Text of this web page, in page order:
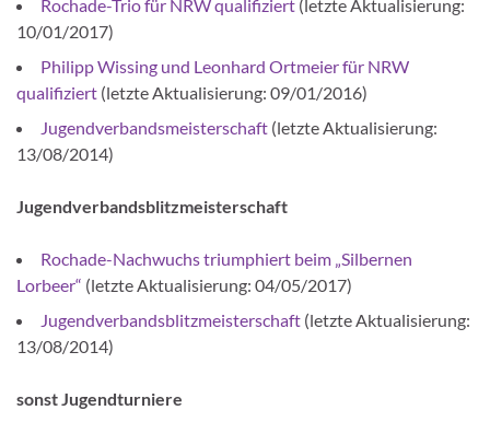
Rochade-Trio für NRW qualifiziert (letzte Aktualisierung:
10/01/2017)
Philipp Wissing und Leonhard Ortmeier für NRW
qualifiziert (letzte Aktualisierung: 09/01/2016)
Jugendverbandsmeisterschaft (letzte Aktualisierung:
13/08/2014)
Jugendverbandsblitzmeisterschaft
Rochade-Nachwuchs triumphiert beim „Silbernen
Lorbeer“ (letzte Aktualisierung: 04/05/2017)
Jugendverbandsblitzmeisterschaft (letzte Aktualisierung:
13/08/2014)
sonst Jugendturniere